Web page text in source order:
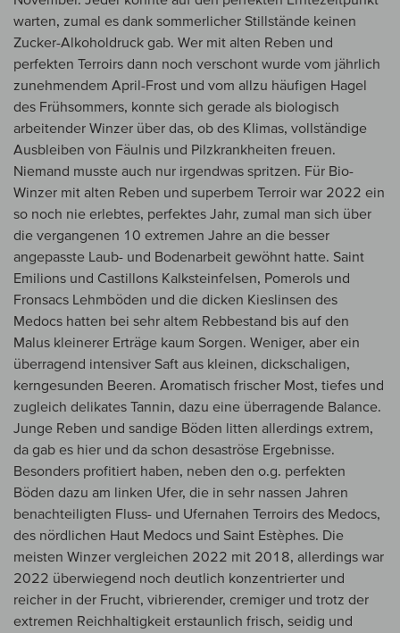
warten, zumal es dank sommerlicher Stillstände keinen
Zucker-Alkoholdruck gab. Wer mit alten Reben und
perfekten Terroirs dann noch verschont wurde vom jährlich
zunehmendem April-Frost und vom allzu häufigen Hagel
des Frühsommers, konnte sich gerade als biologisch
arbeitender Winzer über das, ob des Klimas, vollständige
Ausbleiben von Fäulnis und Pilzkrankheiten freuen.
Niemand musste auch nur irgendwas spritzen. Für Bio-
Winzer mit alten Reben und superbem Terroir war 2022 ein
so noch nie erlebtes, perfektes Jahr, zumal man sich über
die vergangenen 10 extremen Jahre an die besser
angepasste Laub- und Bodenarbeit gewöhnt hatte. Saint
Emilions und Castillons Kalksteinfelsen, Pomerols und
Fronsacs Lehmböden und die dicken Kieslinsen des
Medocs hatten bei sehr altem Rebbestand bis auf den
Malus kleinerer Erträge kaum Sorgen. Weniger, aber ein
überragend intensiver Saft aus kleinen, dickschaligen,
kerngesunden Beeren. Aromatisch frischer Most, tiefes und
zugleich delikates Tannin, dazu eine überragende Balance.
Junge Reben und sandige Böden litten allerdings extrem,
da gab es hier und da schon desaströse Ergebnisse.
Besonders profitiert haben, neben den o.g. perfekten
Böden dazu am linken Ufer, die in sehr nassen Jahren
benachteiligten Fluss- und Ufernahen Terroirs des Medocs,
des nördlichen Haut Medocs und Saint Estèphes. Die
meisten Winzer vergleichen 2022 mit 2018, allerdings war
2022 überwiegend noch deutlich konzentrierter und
reicher in der Frucht, vibrierender, cremiger und trotz der
extremen Reichhaltigkeit erstaunlich frisch, seidig und